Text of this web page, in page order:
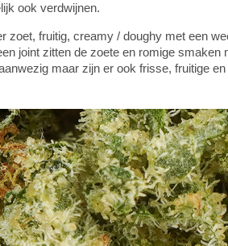
ook verdwijnen.
zoet, fruitig, creamy / doughy met een
joint zitten de zoete en romige smaken
maar zijn er ook frisse, fruitige